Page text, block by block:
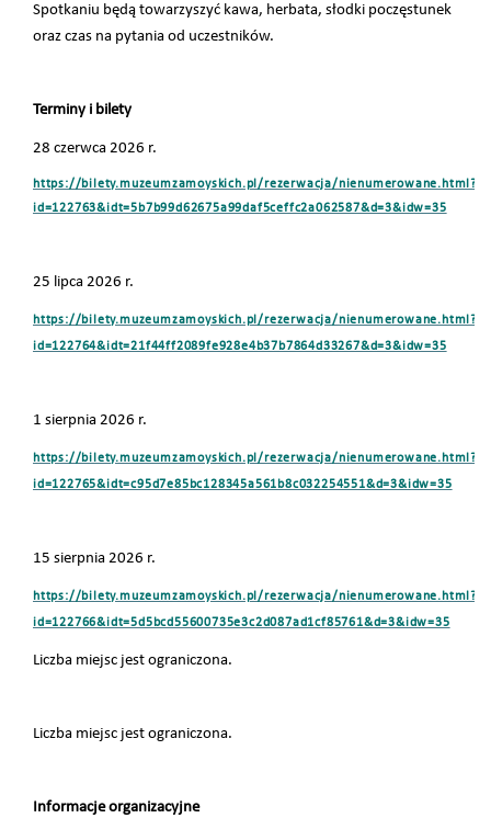
Spotkaniu będą towarzyszyć kawa, herbata, słodki poczęstunek
oraz czas na pytania od uczestników.
Terminy i bilety
28 czerwca 2026 r.
https://bilety.muzeumzamoyskich.pl/rezerwacja/nienumerowane.html?
id=122763&idt=5b7b99d62675a99daf5ceffc2a062587&d=3&idw=35
25 lipca 2026 r.
https://bilety.muzeumzamoyskich.pl/rezerwacja/nienumerowane.html?
id=122764&idt=21f44ff2089fe928e4b37b7864d33267&d=3&idw=35
1 sierpnia 2026 r.
https://bilety.muzeumzamoyskich.pl/rezerwacja/nienumerowane.html?
id=122765&idt=c95d7e85bc128345a561b8c032254551&d=3&idw=35
15 sierpnia 2026 r.
https://bilety.muzeumzamoyskich.pl/rezerwacja/nienumerowane.html?
id=122766&idt=5d5bcd55600735e3c2d087ad1cf85761&d=3&idw=35
Liczba miejsc jest ograniczona.
Liczba miejsc jest ograniczona.
Informacje organizacyjne